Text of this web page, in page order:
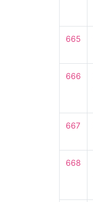
665
666
667
668